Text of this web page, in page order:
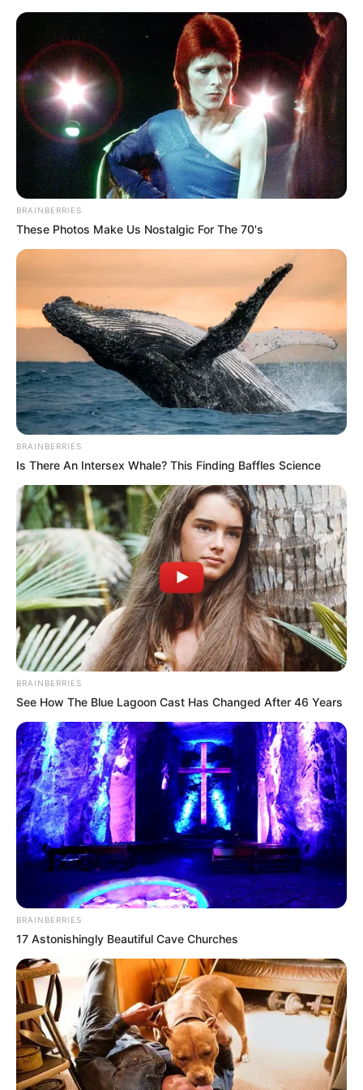
HOME
INSPIRASI
STYLE
FILM &
SERIES
NGAKAK
QUOTES
HYPE
MORE
Sarah Samantha
BRAINBERRIES
These Photos Make Us Nostalgic For The 70's
BRAINBERRIES
Is There An Intersex Whale? This Finding Baffles Science
BRAINBERRIES
See How The Blue Lagoon Cast Has Changed After 46 Years
BRAINBERRIES
17 Astonishingly Beautiful Cave Churches